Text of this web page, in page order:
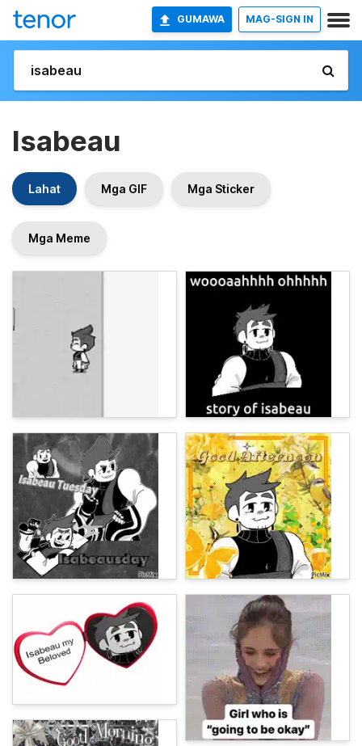
GUMAWA MAG-SIGN IN
Isabeau
Lahat Mga GIF Mga Sticker
Mga Meme